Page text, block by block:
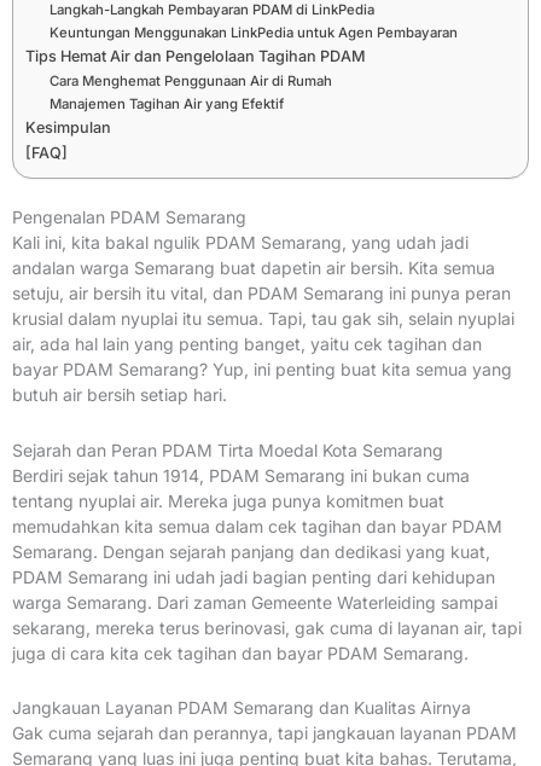
Langkah-Langkah Pembayaran PDAM di LinkPedia
Keuntungan Menggunakan LinkPedia untuk Agen Pembayaran
Tips Hemat Air dan Pengelolaan Tagihan PDAM
Cara Menghemat Penggunaan Air di Rumah
Manajemen Tagihan Air yang Efektif
Kesimpulan
[FAQ]
Pengenalan PDAM Semarang
Kali ini, kita bakal ngulik PDAM Semarang, yang udah jadi
andalan warga Semarang buat dapetin air bersih. Kita semua
setuju, air bersih itu vital, dan PDAM Semarang ini punya peran
krusial dalam nyuplai itu semua. Tapi, tau gak sih, selain nyuplai
air, ada hal lain yang penting banget, yaitu cek tagihan dan
bayar PDAM Semarang? Yup, ini penting buat kita semua yang
butuh air bersih setiap hari.
Sejarah dan Peran PDAM Tirta Moedal Kota Semarang
Berdiri sejak tahun 1914, PDAM Semarang ini bukan cuma
tentang nyuplai air. Mereka juga punya komitmen buat
memudahkan kita semua dalam cek tagihan dan bayar PDAM
Semarang. Dengan sejarah panjang dan dedikasi yang kuat,
PDAM Semarang ini udah jadi bagian penting dari kehidupan
warga Semarang. Dari zaman Gemeente Waterleiding sampai
sekarang, mereka terus berinovasi, gak cuma di layanan air, tapi
juga di cara kita cek tagihan dan bayar PDAM Semarang.
Jangkauan Layanan PDAM Semarang dan Kualitas Airnya
Gak cuma sejarah dan perannya, tapi jangkauan layanan PDAM
Semarang yang luas ini juga penting buat kita bahas. Terutama,